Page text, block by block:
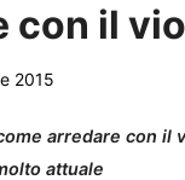
con il
2015
arredare con
attuale